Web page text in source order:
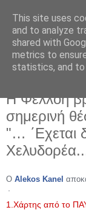
Κυριακή 25
Η Φελλόη
σημερινή
"… ΄Εχεται
Ο Alekos Kanel
·
1.Χάρτης από το
This site uses
and to analyze
shared with
metrics to
statistics, and to